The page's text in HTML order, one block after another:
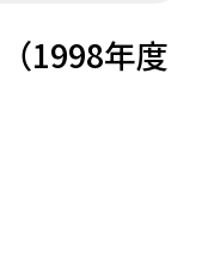
1998年度